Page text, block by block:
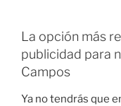
La opción más
publicidad para
Campos
Ya no tendrás que